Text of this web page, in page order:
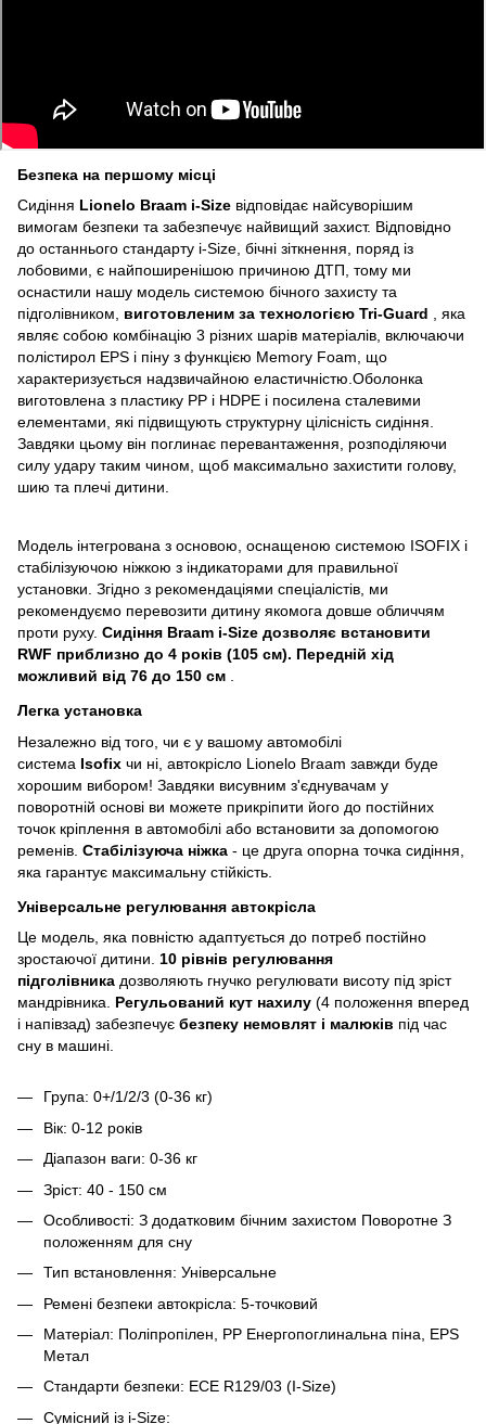
Безпека на першому місці
Сидіння Lionelo Braam i-Size відповідає найсуворішим
вимогам безпеки та забезпечує найвищий захист. Відповідно
до останнього стандарту i-Size, бічні зіткнення, поряд із
лобовими, є найпоширенішою причиною ДТП, тому ми
оснастили нашу модель системою бічного захисту та
підголівником, виготовленим за технологією Tri-Guard , яка
являє собою комбінацію 3 різних шарів матеріалів, включаючи
полістирол EPS і піну з функцією Memory Foam, що
характеризується надзвичайною еластичністю.Оболонка
виготовлена ​​з пластику PP і HDPE і посилена сталевими
елементами, які підвищують структурну цілісність сидіння.
Завдяки цьому він поглинає перевантаження, розподіляючи
силу удару таким чином, щоб максимально захистити голову,
шию та плечі дитини.
Модель інтегрована з основою, оснащеною системою ISOFIX і
стабілізуючою ніжкою з індикаторами для правильної
установки. Згідно з рекомендаціями спеціалістів, ми
рекомендуємо перевозити дитину якомога довше обличчям
проти руху. Сидіння Braam i-Size дозволяє встановити
RWF приблизно до 4 років (105 см). Передній хід
можливий від 76 до 150 см
Легка установка
Незалежно від того, чи є у вашому автомобілі
система Isofix чи ні, автокрісло Lionelo Braam завжди буде
хорошим вибором! Завдяки висувним з'єднувачам у
поворотній основі ви можете прикріпити його до постійних
точок кріплення в автомобілі або встановити за допомогою
ременів. Стабілізуюча ніжка - це друга опорна точка сидіння,
яка гарантує максимальну стійкість.
Універсальне регулювання автокрісла
Це модель, яка повністю адаптується до потреб постійно
зростаючої дитини. 10 рівнів регулювання
підголівника дозволяють гнучко регулювати висоту під зріст
мандрівника. Регульований кут нахилу (4 положення вперед
і напівзад) забезпечує безпеку немовлят і малюків під час
сну в машині.
Група: 0+/1/2/3 (0-36 кг)
Вік: 0-12 років
Діапазон ваги: 0-36 кг
Зріст: 40 - 150 см
Особливості: З додатковим бічним захистом Поворотне З
положенням для сну
Тип встановлення: Універсальне
Ремені безпеки автокрісла: 5-точковий
Матеріал: Поліпропілен, PP Енергопоглинальна піна, EPS
Метал
Стандарти безпеки: ECE R129/03 (I-Size)
Сумісний із i-Size: